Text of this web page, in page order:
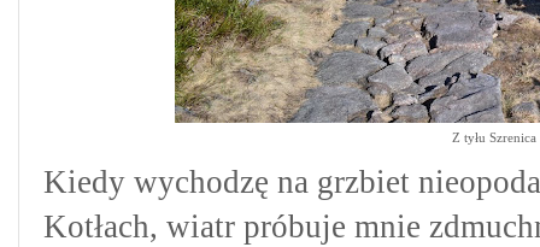
Z tyłu
Kiedy wychodzę na grzbiet
Kotłach, wiatr próbuje mnie